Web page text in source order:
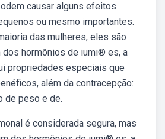
causar alguns efeitos
ou mesmo importantes.
das mulheres, eles são
dos hormônios de iumi® es, a
propriedades especiais que
além da contracepção:
de peso e de.
é considerada segura, mas